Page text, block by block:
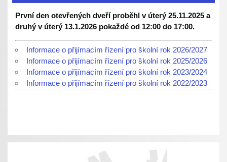
První den otevřených dveří proběhl v úterý 25.11.2025 a
druhý v úterý 13.1.2026 pokaždé od 12:00 do 17:00.
Informace o přijímacím řízení pro školní rok 2026/2027
Informace o přijímacím řízení pro školní rok 2025/2026
Informace o přijímacím řízení pro školní rok 2023/2024
Informace o přijímacím řízení pro školní rok 2022/2023